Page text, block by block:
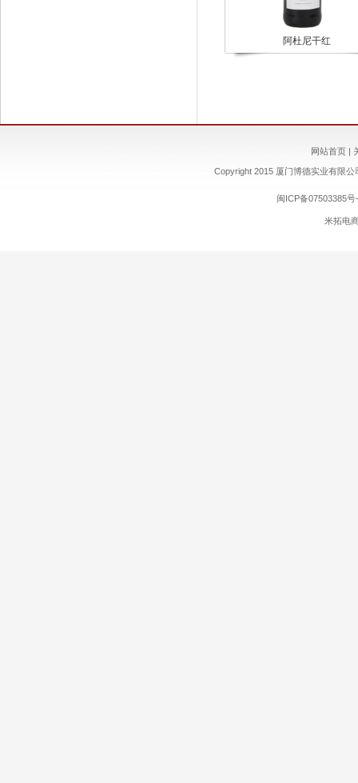
阿杜尼干红
网站首页|
Copyright 2015 厦门博德实业有限
闽ICP备07503385号
米拓电